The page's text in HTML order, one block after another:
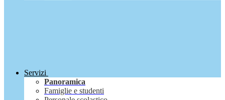
Servizi
Panoramica
Famiglie e studenti